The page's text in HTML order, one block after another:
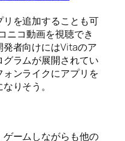
を追加することも可
ニコ動画を視聴でき
者向けにはVitaのア
ラムが展開されてい
ンライクにアプリを
りそう。
ームしながらも他の